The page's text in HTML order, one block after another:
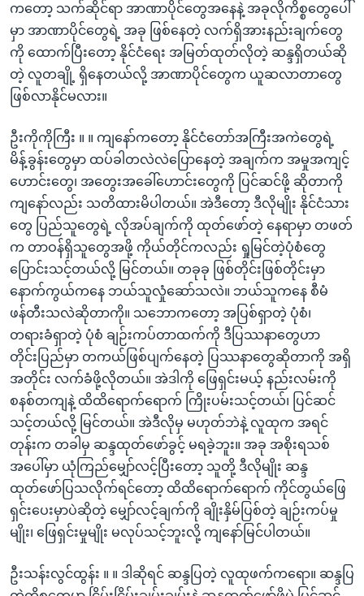
ကတော့ သက်ဆိုင်ရာ အာဏာပိုင်တွေအနေနဲ့ အခုလိုကိစ္စတွေပေါ်
မှာ အာဏာပိုင်တွေရဲ့ အခု ဖြစ်နေတဲ့ လက်ရှိအားနည်းချက်တွေ
ကို ထောက်ပြီးတော့ နိုင်ငံရေး အမြတ်ထုတ်လိုတဲ့ ဆန္ဒရှိတယ်ဆို
တဲ့ လူတချို့ ရှိနေတယ်လို့ အာဏာပိုင်တွေက ယူဆလာတာတွေ
ဖြစ်လာနိုင်မလား။
ဦးကိုကိုကြီး ။ ။ ကျနော်ကတော့ နိုင်ငံတော်အကြီးအကဲတွေရဲ့
မိန့်ခွန်းတွေမှာ ထပ်ခါတလဲလဲပြောနေတဲ့ အချက်က အမှုအကျင့်
ဟောင်းတွေ၊ အတွေးအခေါ်ဟောင်းတွေကို ပြင်ဆင်ဖို့ ဆိုတာကို
ကျနော်လည်း သတိထားမိပါတယ်။ အဲဒီတော့ ဒီလိုမျိုး နိုင်ငံသား
တွေ ပြည်သူတွေရဲ့ လိုအပ်ချက်ကို ထုတ်ဖော်တဲ့ နေရာမှာ တဖတ်
က တာဝန်ရှိသူတွေအဖို့ ကိုယ်တိုင်ကလည်း ရှုမြင်တဲ့ပုံစံတွေ
ပြောင်းသင့်တယ်လို့ မြင်တယ်။ တခုခု ဖြစ်တိုင်းဖြစ်တိုင်းမှာ
နောက်ကွယ်ကနေ ဘယ်သူလှုံဆော်သလဲ။ ဘယ်သူကနေ စီမံ
ဖန်တီးသလဲဆိုတာကို။ သဘောကတော့ အပြစ်ရှာတဲ့ ပုံစံ၊
တရားခံရှာတဲ့ ပုံစံ ချဉ်းကပ်တာထက်ကို ဒီပြဿနာတွေဟာ
တိုင်းပြည်မှာ တကယ်ဖြစ်ပျက်နေတဲ့ ပြဿနာတွေဆိုတာကို အရှိ
အတိုင်း လက်ခံဖို့လိုတယ်။ အဲဒါကို ဖြေရှင်းမယ့် နည်းလမ်းကို
စနစ်တကျနဲ့ ထိထိရောက်ရောက် ကြိုးပမ်းသင့်တယ်၊ ပြင်ဆင်
သင့်တယ်လို့ မြင်တယ်။ အဲဒီလိုမှ မဟုတ်ဘဲနဲ့ လူထုက အရင်
တုန်းက တခါမှ ဆန္ဒထုတ်ဖော်ခွင့် မရခဲ့ဘူး။ အခု အစိုးရသစ်
အပေါ်မှာ ယုံကြည်မျှော်လင့်ပြီးတော့ သူတို့ ဒီလိုမျိုး ဆန္ဒ
ထုတ်ဖော်ပြသလိုက်ရင်တော့ ထိထိရောက်ရောက် ကိုင်တွယ်ဖြေ
ရှင်းပေးမှာပဲဆိုတဲ့ မျှော်လင့်ချက်ကို ချိုးနှိမ်ပြစ်တဲ့ ချဉ်းကပ်မှု
မျိုး၊ ဖြေရှင်းမှုမျိုး မလုပ်သင့်ဘူးလို့ ကျနော်မြင်ပါတယ်။
ဦးသန်းလွင်ထွန်း ။ ။ ဒါဆိုရင် ဆန္ဒပြတဲ့ လူထုဖက်ကရော။ ဆန္ဒပြ